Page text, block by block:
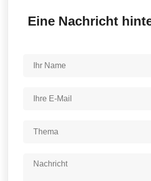
Eine Nachricht